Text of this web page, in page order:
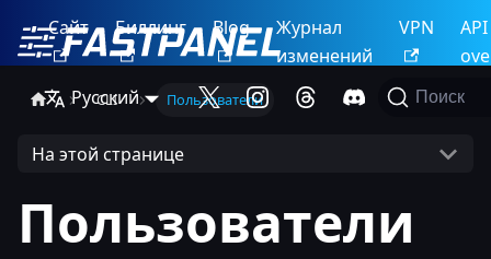
Сайт Биллинг Blog
Журнал
изменений
VPN
API
Русский
Поиск
CLI Пользователи
На этой странице
Пользователи